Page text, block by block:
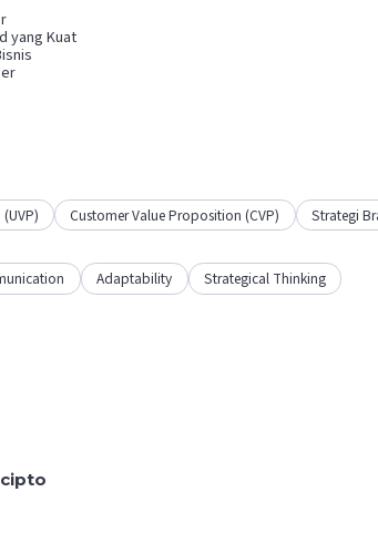
yang Kuat
Customer Value Proposition (CVP) Strategi
Adaptability Strategical Thinking